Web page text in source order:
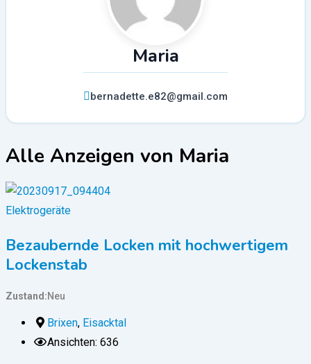
Maria
bernadette.e82@gmail.com
Alle Anzeigen von Maria
Elektrogeräte
Bezaubernde Locken mit hochwertigem
Lockenstab
Zustand Neu
Brixen, Eisacktal
Ansichten: 636